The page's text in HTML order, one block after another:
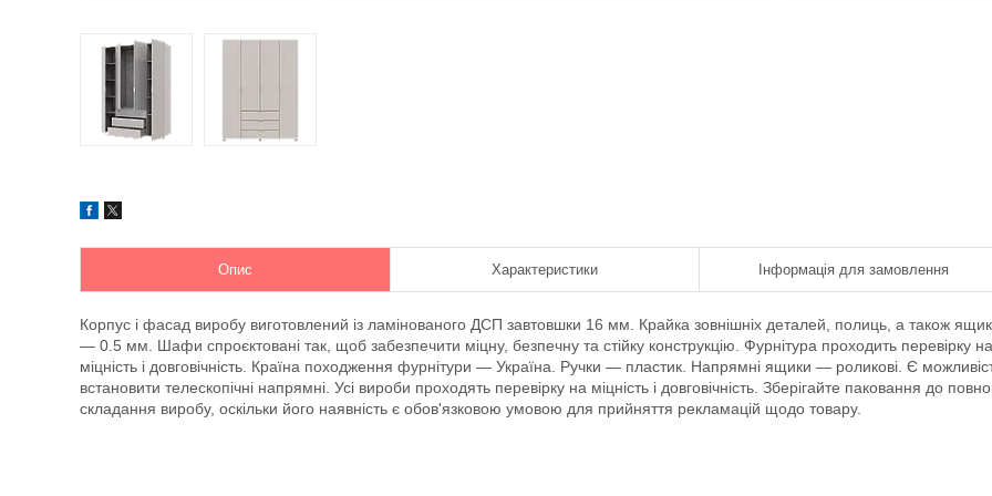
Опис Характеристики Інформація для замовлення
Корпус і фасад виробу виготовлений із ламінованого ДСП завтовшки 16 мм. Крайка зовнішніх деталей, полиць, а також
— 0.5 мм. Шафи спроєктовані так, щоб забезпечити міцну, безпечну та стійку конструкцію. Фурнітура проходить перевірку на
міцність і довговічність. Країна походження фурнітури — Україна. Ручки — пластик. Напрямні ящики — роликові. Є
встановити телескопічні напрямні. Усі вироби проходять перевірку на міцність і довговічність. Зберігайте паковання до
складання виробу, оскільки його наявність є обов'язковою умовою для прийняття рекламацій щодо товару.